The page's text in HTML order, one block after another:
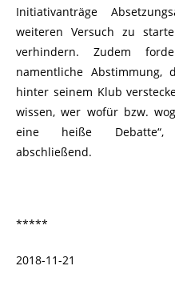
Initiativanträge
weiteren Versuch zu
verhindern. Zudem
namentliche Abstimmung,
hinter seinem Klub
wissen, wer wofür bzw.
eine heiße Debatte“,
abschließend.
*****
2018-11-21